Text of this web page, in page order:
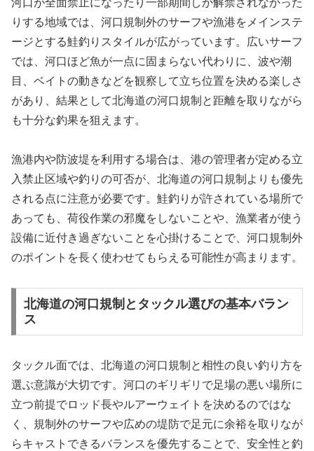
りする地域では、河口規制外のサーフや漁港をメインステ
ージとする鮭釣りスタイルが広がっています。広いサーフ
では、河口ほど魚が一点に固まらない代わりに、波や潮
目、ベイトの動きなどを観察して立ち位置を決める楽しさ
があり、結果として北海道の河口規制と距離を取りながら
も十分な釣果を狙えます。
漁港内や防波堤を利用する場合は、港の管理者が定める立
入禁止区域や釣りの可否が、北海道の河口規制よりも優先
される点に注意が必要です。鮭釣りが許されている場所で
あっても、荷役作業の邪魔をしないことや、漁業者が使う
設備に近付き過ぎないことを心掛けることで、河口規制外
のポイントを長く使わせてもらえる可能性が高まります。
北海道の河口規制とタックル選びの基本バラン
ス
タックル面では、北海道の河口規制と相性の良い釣り方を
選ぶ意識が大切です。河口のギリギリで足場の悪い場所に
立つ前提でロッド長やルアーウェイトを決めるのではな
く、規制外のサーフや広めの堤防で足元に余裕を取りなが
らキャストできるバランスを優先することで、安全性と釣